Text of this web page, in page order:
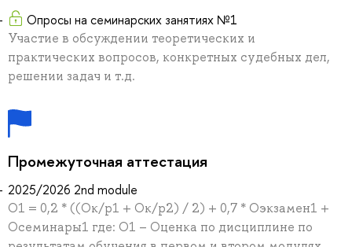
Опросы на семинарских занятиях №1
Участие в обсуждении теоретических и
практических вопросов, конкретных судебных дел,
решении задач и т.д.
Промежуточная аттестация
2025/2026 2nd module
О1 = 0,2 * ((Ок/р1 + Ок/р2) / 2) + 0,7 * Оэкзамен1 +
Осеминары1 где: О1 – Оценка по дисциплине по